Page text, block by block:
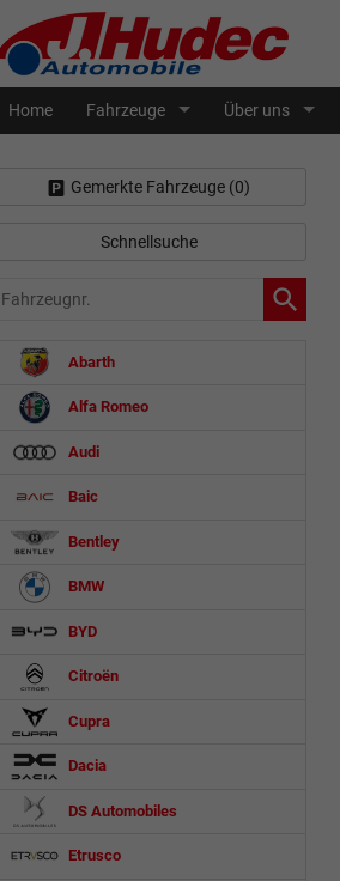
Home Fahrzeuge Über uns
Gemerkte Fahrzeuge (0)
Schnellsuche
Fahrzeugnr.
Abarth
Alfa Romeo
Audi
Baic
Bentley
BMW
BYD
Citroën
Cupra
Dacia
DS Automobiles
Etrusco